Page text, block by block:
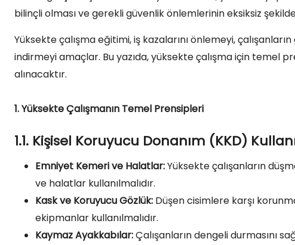
bilinçli olması ve gerekli güvenlik önlemlerinin eksiksiz
Yüksekte çalışma eğitimi, iş kazalarını önlemeyi,
indirmeyi amaçlar. Bu yazıda, yüksekte çalışma için temel
alınacaktır.
1. Yüksekte Çalışmanın Temel Prensipleri
1.1. Kişisel Koruyucu Donanım (KKD)
Emniyet Kemeri ve Halatlar:Yüksekte çalışanların
ve halatlar kullanılmalıdır.
Kask ve Koruyucu Gözlük: Düşen cisimlere karşı
ekipmanlar kullanılmalıdır.
Kaymaz Ayakkabılar:Çalışanların dengeli durmasını